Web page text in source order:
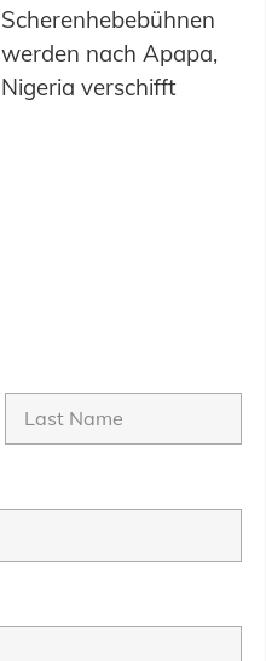
Scherenhebebühnen
werden nach Apapa,
Nigeria verschifft